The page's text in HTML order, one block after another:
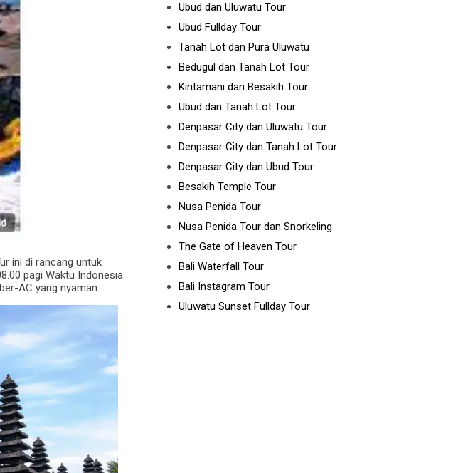
ini di rancang untuk
pagi Waktu Indonesia
AC yang nyaman.
Ubud dan Uluwatu Tour
Ubud Fullday Tour
Tanah Lot dan Pura Uluwatu
Bedugul dan Tanah Lot Tour
Kintamani dan Besakih Tour
Ubud dan Tanah Lot Tour
Denpasar City dan Uluwatu Tour
Denpasar City dan Tanah Lot Tour
Denpasar City dan Ubud Tour
Besakih Temple Tour
Nusa Penida Tour
Nusa Penida Tour dan Snorkeling
The Gate of Heaven Tour
Bali Waterfall Tour
Bali Instagram Tour
Uluwatu Sunset Fullday Tour